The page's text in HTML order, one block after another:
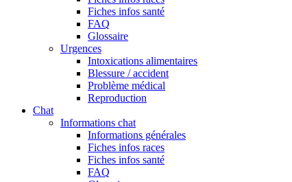
Fiches infos santé
FAQ
Glossaire
Urgences
Intoxications alimentaires
Blessure / accident
Problème médical
Reproduction
Chat
Informations chat
Informations générales
Fiches infos races
Fiches infos santé
FAQ